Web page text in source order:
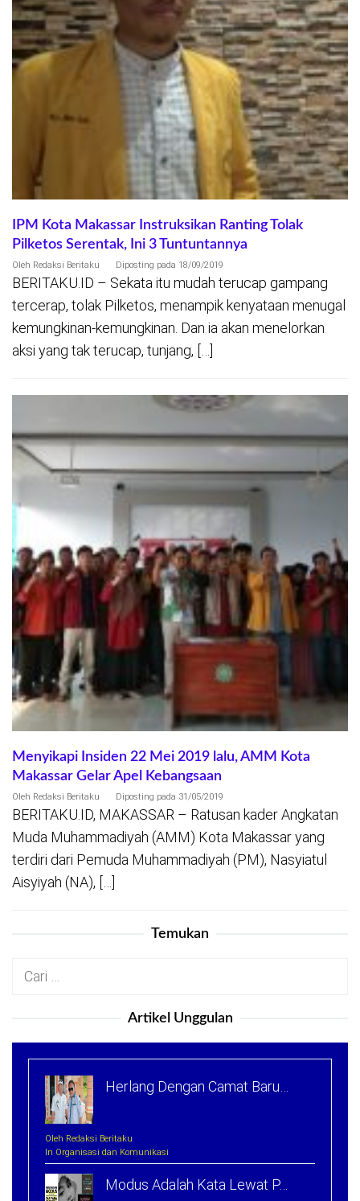
IPM Kota Makassar Instruksikan Ranting Tolak
Pilketos Serentak, Ini 3 Tuntuntannya
Oleh Redaksi Beritaku Diposting pada 18/09/2019
BERITAKU.ID – Sekata itu mudah terucap gampang
tercerap, tolak Pilketos, menampik kenyataan menugal
kemungkinan-kemungkinan. Dan ia akan menelorkan
aksi yang tak terucap, tunjang, […]
Menyikapi Insiden 22 Mei 2019 lalu, AMM Kota
Makassar Gelar Apel Kebangsaan
Oleh Redaksi Beritaku Diposting pada 31/05/2019
BERITAKU.ID, MAKASSAR – Ratusan kader Angkatan
Muda Muhammadiyah (AMM) Kota Makassar yang
terdiri dari Pemuda Muhammadiyah (PM), Nasyiatul
Aisyiyah (NA), […]
Temukan
Cari
Artikel Unggulan
Herlang Dengan Camat Baru…
Oleh Redaksi Beritaku
In Organisasi dan Komunikasi
Modus Adalah Kata Lewat P…